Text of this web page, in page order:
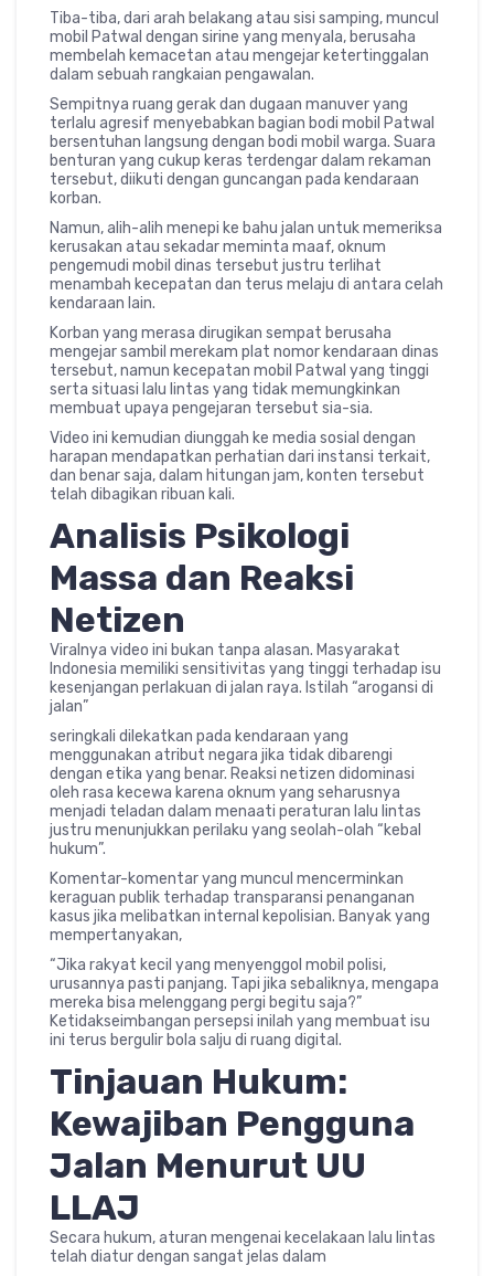
Tiba-tiba, dari arah belakang atau sisi samping, muncul
mobil Patwal dengan sirine yang menyala, berusaha
membelah kemacetan atau mengejar ketertinggalan
dalam sebuah rangkaian pengawalan.
Sempitnya ruang gerak dan dugaan manuver yang
terlalu agresif menyebabkan bagian bodi mobil Patwal
bersentuhan langsung dengan bodi mobil warga. Suara
benturan yang cukup keras terdengar dalam rekaman
tersebut, diikuti dengan guncangan pada kendaraan
korban.
Namun, alih-alih menepi ke bahu jalan untuk memeriksa
kerusakan atau sekadar meminta maaf, oknum
pengemudi mobil dinas tersebut justru terlihat
menambah kecepatan dan terus melaju di antara celah
kendaraan lain.
Korban yang merasa dirugikan sempat berusaha
mengejar sambil merekam plat nomor kendaraan dinas
tersebut, namun kecepatan mobil Patwal yang tinggi
serta situasi lalu lintas yang tidak memungkinkan
membuat upaya pengejaran tersebut sia-sia.
Video ini kemudian diunggah ke media sosial dengan
harapan mendapatkan perhatian dari instansi terkait,
dan benar saja, dalam hitungan jam, konten tersebut
telah dibagikan ribuan kali.
Analisis Psikologi
Massa dan Reaksi
Netizen
Viralnya video ini bukan tanpa alasan. Masyarakat
Indonesia memiliki sensitivitas yang tinggi terhadap isu
kesenjangan perlakuan di jalan raya. Istilah “arogansi di
jalan”
seringkali dilekatkan pada kendaraan yang
menggunakan atribut negara jika tidak dibarengi
dengan etika yang benar. Reaksi netizen didominasi
oleh rasa kecewa karena oknum yang seharusnya
menjadi teladan dalam menaati peraturan lalu lintas
justru menunjukkan perilaku yang seolah-olah “kebal
hukum”.
Komentar-komentar yang muncul mencerminkan
keraguan publik terhadap transparansi penanganan
kasus jika melibatkan internal kepolisian. Banyak yang
mempertanyakan,
“Jika rakyat kecil yang menyenggol mobil polisi,
urusannya pasti panjang. Tapi jika sebaliknya, mengapa
mereka bisa melenggang pergi begitu saja?”
Ketidakseimbangan persepsi inilah yang membuat isu
ini terus bergulir bola salju di ruang digital.
Tinjauan Hukum:
Kewajiban Pengguna
Jalan Menurut UU
LLAJ
Secara hukum, aturan mengenai kecelakaan lalu lintas
telah diatur dengan sangat jelas dalam